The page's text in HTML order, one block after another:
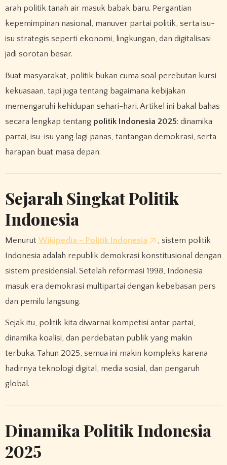
arah politik tanah air masuk babak baru. Pergantian
kepemimpinan nasional, manuver partai politik, serta isu-
isu strategis seperti ekonomi, lingkungan, dan digitalisasi
jadi sorotan besar.
Buat masyarakat, politik bukan cuma soal perebutan kursi
kekuasaan, tapi juga tentang bagaimana kebijakan
memengaruhi kehidupan sehari-hari. Artikel ini bakal bahas
secara lengkap tentang politik Indonesia 2025: dinamika
partai, isu-isu yang lagi panas, tantangan demokrasi, serta
harapan buat masa depan.
Sejarah Singkat Politik
Indonesia
Menurut Wikipedia – Politik Indonesia
, sistem politik
Indonesia adalah republik demokrasi konstitusional dengan
sistem presidensial. Setelah reformasi 1998, Indonesia
masuk era demokrasi multipartai dengan kebebasan pers
dan pemilu langsung.
Sejak itu, politik kita diwarnai kompetisi antar partai,
dinamika koalisi, dan perdebatan publik yang makin
terbuka. Tahun 2025, semua ini makin kompleks karena
hadirnya teknologi digital, media sosial, dan pengaruh
global.
Dinamika Politik Indonesia
2025